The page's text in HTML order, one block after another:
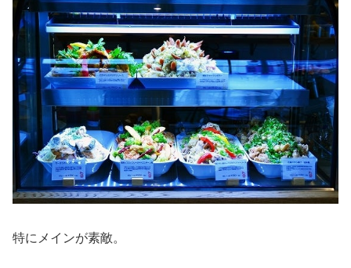
特にメインが素敵。